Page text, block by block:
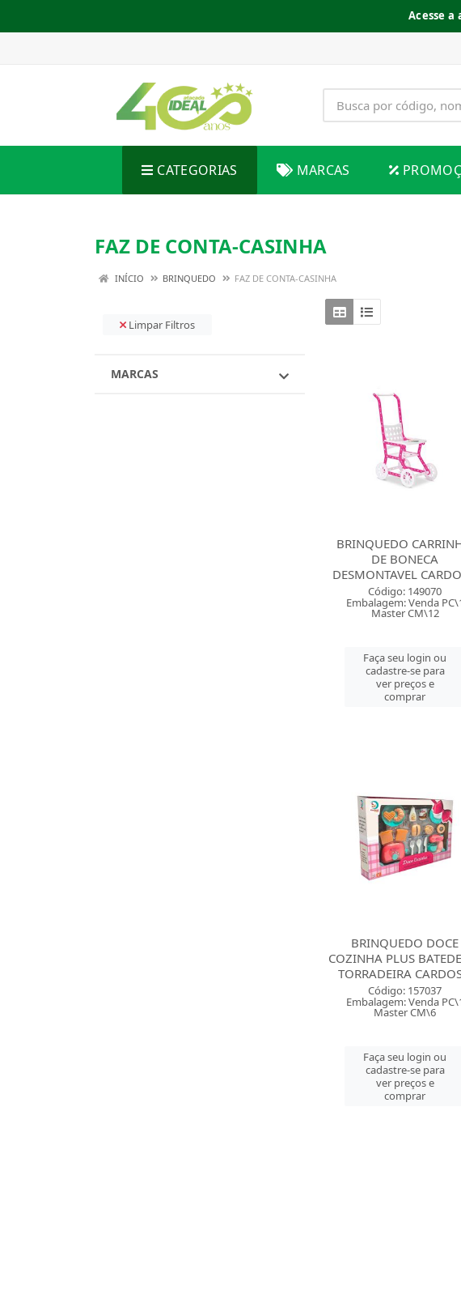
Acesse a
CATEGORIAS MARCAS
FAZ DE CONTA-CASINHA
INÍCIO BRINQUEDO FAZ DE CONTA-CASINHA
Limpar Filtros
MARCAS
BRINQUEDO
DE BONECA
DESMONTAVEL
Código: 149070
Embalagem: Venda
Master CM\12
Faça seu login ou
cadastre-se para
ver preços e
comprar
BRINQUEDO DOCE
COZINHA PLUS
TORRADEIRA
Código: 157037
Embalagem: Venda
Master CM\6
Faça seu login ou
cadastre-se para
ver preços e
comprar